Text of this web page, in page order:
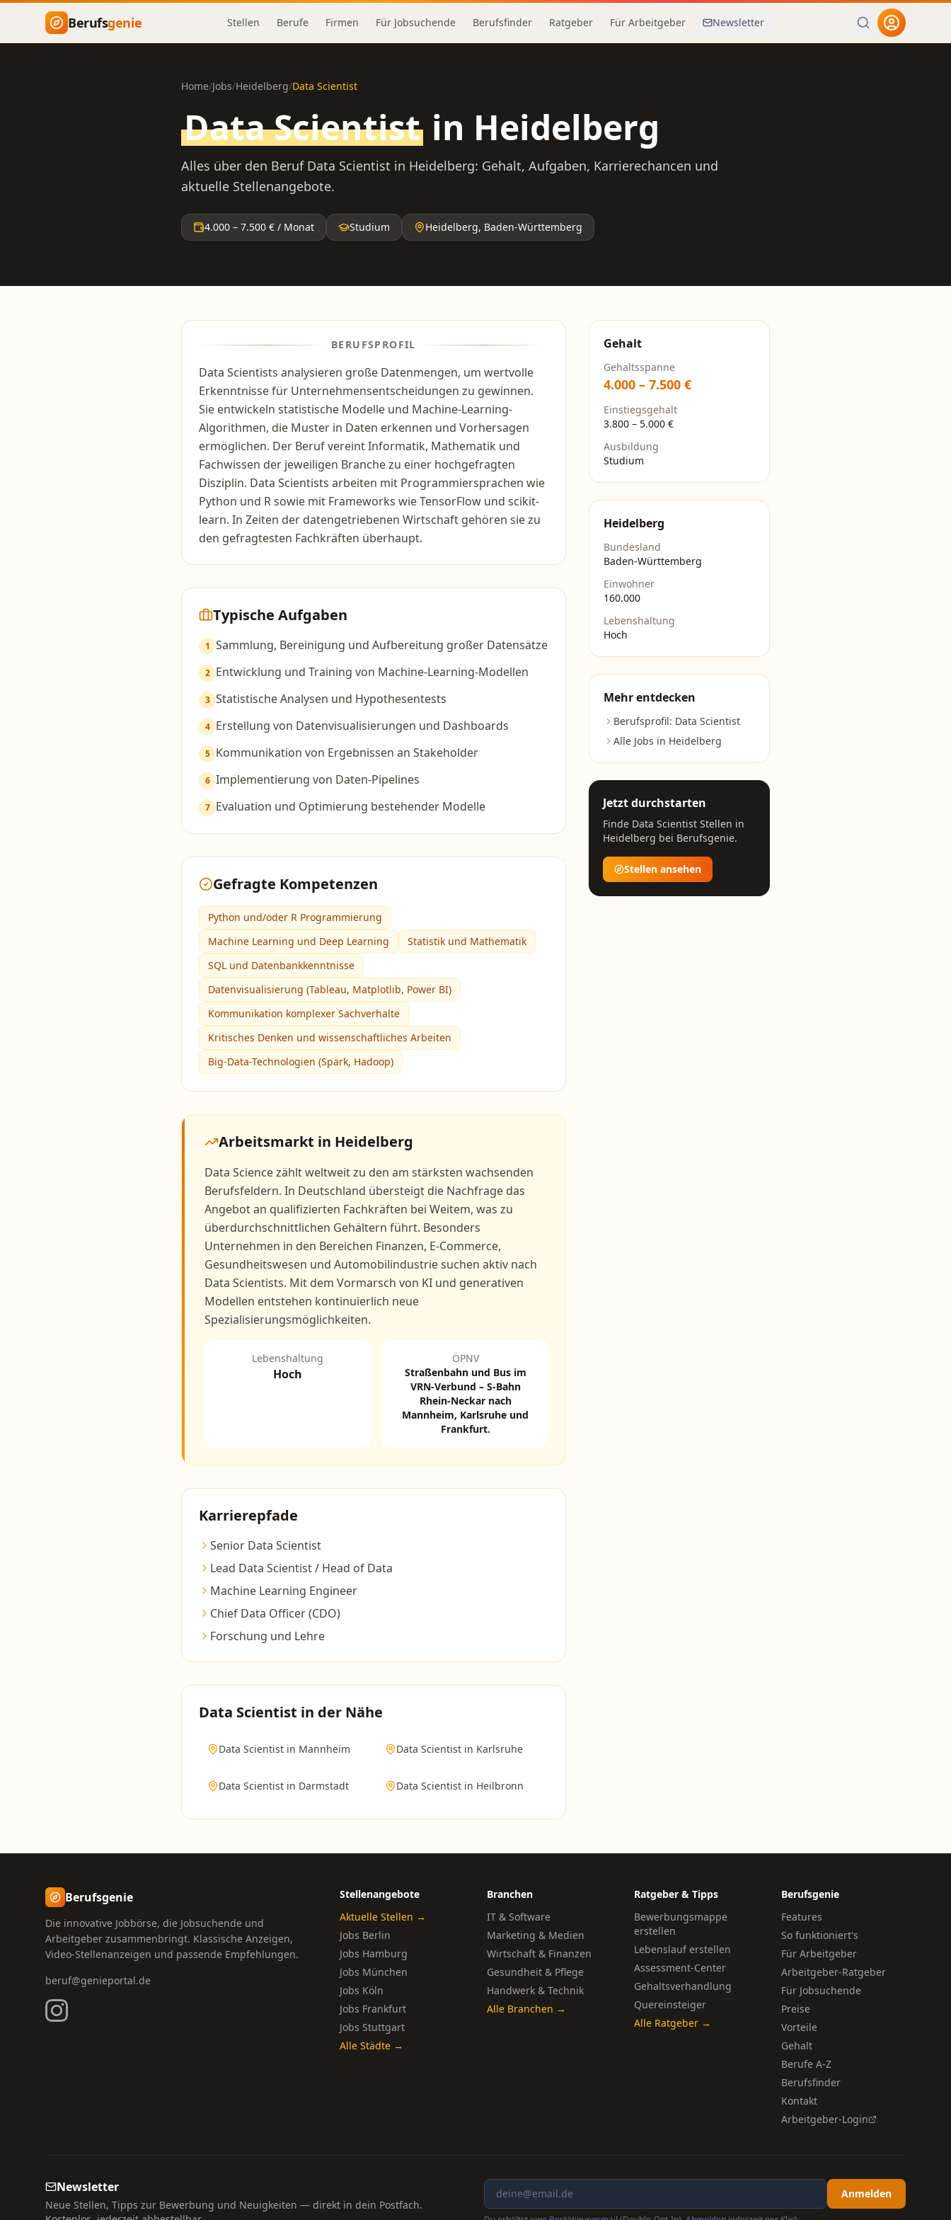
Zum Hauptinhalt springen
Berufsgenie Stellen Berufe Firmen Für Jobsuchende Berufsfinder Ratgeber Für Arbeitgeber Newsletter
Home/Jobs/Heidelberg/Data Scientist
Data Scientist in Heidelberg
Alles über den Beruf Data Scientist in Heidelberg: Gehalt, Aufgaben, Karrierechancen und
aktuelle Stellenangebote.
4.000 – 7.500 € / Monat Studium Heidelberg, Baden-Württemberg
BERUFSPROFIL
Data Scientists analysieren große Datenmengen, um wertvolle
Erkenntnisse für Unternehmensentscheidungen zu gewinnen.
Sie entwickeln statistische Modelle und Machine-Learning-
Algorithmen, die Muster in Daten erkennen und Vorhersagen
ermöglichen. Der Beruf vereint Informatik, Mathematik und
Fachwissen der jeweiligen Branche zu einer hochgefragten
Disziplin. Data Scientists arbeiten mit Programmiersprachen wie
Python und R sowie mit Frameworks wie TensorFlow und scikit-
learn. In Zeiten der datengetriebenen Wirtschaft gehören sie zu
den gefragtesten Fachkräften überhaupt.
Typische Aufgaben
1 Sammlung, Bereinigung und Aufbereitung großer Datensätze
2 Entwicklung und Training von Machine-Learning-Modellen
3 Statistische Analysen und Hypothesentests
4 Erstellung von Datenvisualisierungen und Dashboards
5 Kommunikation von Ergebnissen an Stakeholder
6 Implementierung von Daten-Pipelines
7 Evaluation und Optimierung bestehender Modelle
Gefragte Kompetenzen
Python und/oder R Programmierung
Machine Learning und Deep Learning
Statistik und Mathematik
SQL und Datenbankkenntnisse
Datenvisualisierung (Tableau, Matplotlib, Power BI)
Kommunikation komplexer Sachverhalte
Kritisches Denken und wissenschaftliches Arbeiten
Big-Data-Technologien (Spark, Hadoop)
Arbeitsmarkt in Heidelberg
Data Science zählt weltweit zu den am stärksten wachsenden
Berufsfeldern. In Deutschland übersteigt die Nachfrage das
Angebot an qualifizierten Fachkräften bei Weitem, was zu
überdurchschnittlichen Gehältern führt. Besonders
Unternehmen in den Bereichen Finanzen, E-Commerce,
Gesundheitswesen und Automobilindustrie suchen aktiv nach
Data Scientists. Mit dem Vormarsch von KI und generativen
Modellen entstehen kontinuierlich neue
Spezialisierungsmöglichkeiten.
Lebenshaltung
Hoch
ÖPNV
Straßenbahn und Bus im
VRN-Verbund – S-Bahn
Rhein-Neckar nach
Mannheim, Karlsruhe und
Frankfurt.
Karrierepfade
Senior Data Scientist
Lead Data Scientist / Head of Data
Machine Learning Engineer
Chief Data Officer (CDO)
Forschung und Lehre
Data Scientist in der Nähe
Data Scientist in Mannheim Data Scientist in Karlsruhe
Data Scientist in Darmstadt Data Scientist in Heilbronn
Gehalt
Gehaltsspanne
4.000 – 7.500 €
Einstiegsgehalt
3.800 – 5.000 €
Ausbildung
Studium
Heidelberg
Bundesland
Baden-Württemberg
Einwohner
160.000
Lebenshaltung
Hoch
Mehr entdecken
Berufsprofil: Data Scientist
Alle Jobs in Heidelberg
Jetzt durchstarten
Finde Data Scientist Stellen in
Heidelberg bei Berufsgenie.
Stellen ansehen
Berufsgenie
Die innovative Jobbörse, die Jobsuchende und
Arbeitgeber zusammenbringt. Klassische Anzeigen,
Video-Stellenanzeigen und passende Empfehlungen.
beruf@genieportal.de
Stellenangebote
Aktuelle Stellen →
Jobs Berlin
Jobs Hamburg
Jobs München
Jobs Köln
Jobs Frankfurt
Jobs Stuttgart
Alle Städte →
Branchen
IT & Software
Marketing & Medien
Wirtschaft & Finanzen
Gesundheit & Pflege
Handwerk & Technik
Alle Branchen →
Ratgeber & Tipps
Bewerbungsmappe
erstellen
Lebenslauf erstellen
Assessment-Center
Gehaltsverhandlung
Quereinsteiger
Alle Ratgeber →
Berufsgenie
Features
So funktioniert's
Für Arbeitgeber
Arbeitgeber-Ratgeber
Für Jobsuchende
Preise
Vorteile
Gehalt
Berufe A-Z
Berufsfinder
Kontakt
Arbeitgeber-Login
Newsletter
Neue Stellen, Tipps zur Bewerbung und Neuigkeiten — direkt in dein Postfach.
Anmelden